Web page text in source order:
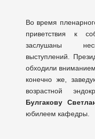
Во время
приветствия к
заслушаны
выступлений.
обходили
конечно же,
возрастной
Булгакову
юбилеем кафедры.